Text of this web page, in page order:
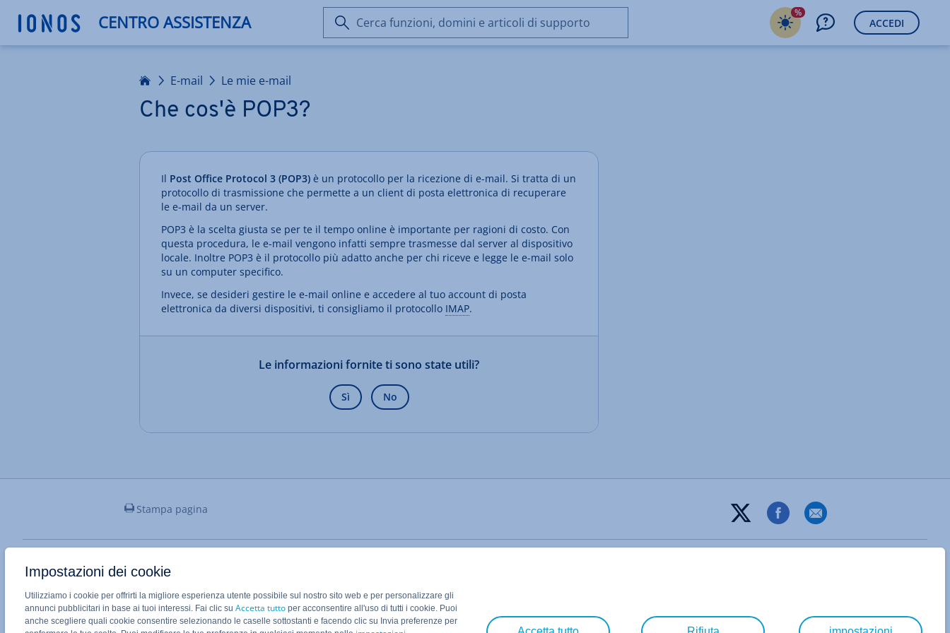
CENTRO ASSISTENZA
Cerca
funzioni,
%
ACCEDI
Homepage E-mail Le mie e-mail
Che cos'è POP3?
Il Post Office Protocol 3 (POP3) è un protocollo per la ricezione di e-mail. Si tratta di un
protocollo di trasmissione che permette a un client di posta elettronica di recuperare
le e-mail da un server.
POP3 è la scelta giusta se per te il tempo online è importante per ragioni di costo. Con
questa procedura, le e-mail vengono infatti sempre trasmesse dal server al dispositivo
locale. Inoltre POP3 è il protocollo più adatto anche per chi riceve e legge le e-mail solo
su un computer specifico.
Invece, se desideri gestire le e-mail online e accedere al tuo account di posta
elettronica da diversi dispositivi, ti consigliamo il protocollo IMAP.
Le informazioni fornite ti sono state utili?
Sì No
Stampa pagina
Applicazione Mobile IONOS
Impostazioni dei cookie
Utilizziamo i cookie per offrirti la migliore esperienza utente possibile sul nostro sito web e per personalizzare gli
annunci pubblicitari in base ai tuoi interessi. Fai clic su Accetta tuttoper acconsentire all'uso di tutti i cookie. Puoi
anche scegliere quali cookie consentire selezionando le caselle sottostanti e facendo clic su Invia preferenze per